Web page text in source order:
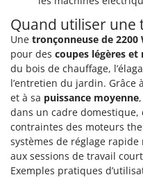
Macte Ovens
Makita
MAMMAMIA
Marcato
Marina Systems
Master
Mastercook
Masterpro
McCulloch
Quand utiliser une
Une tronçonneuse de 2200
pour des coupes légères et
du bois de chauffage,
l’entretien du jardin. Grâce
et à sa puissance moyenne
dans un cadre domestique,
contraintes des moteurs
systèmes de réglage
aux sessions de travail
Exemples pratiques